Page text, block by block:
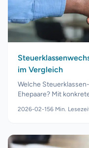
im Vergleich
Welche
Ehepaare? Mit
2026-02-156 Min.